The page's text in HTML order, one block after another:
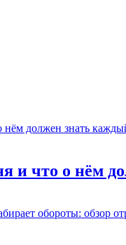
и что о нём